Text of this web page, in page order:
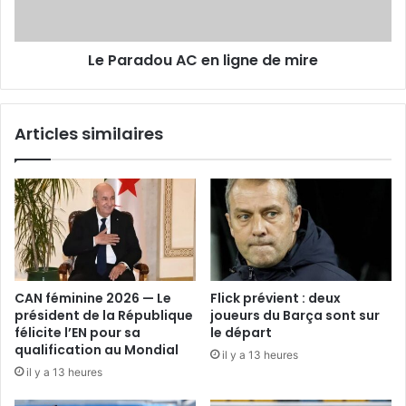
Le Paradou AC en ligne de mire
Articles similaires
CAN féminine 2026 — Le
président de la République
félicite l’EN pour sa
qualification au Mondial
il y a 13 heures
Flick prévient : deux
joueurs du Barça sont sur
le départ
il y a 13 heures